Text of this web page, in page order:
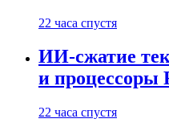
22 часа спустя
ИИ-сжатие
и процессоры
22 часа спустя